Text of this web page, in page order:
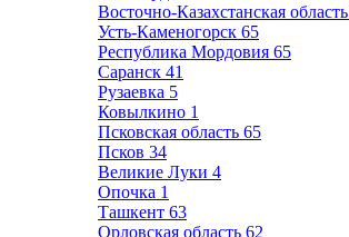
Восточно-Казахстанская область
Усть-Каменогорск 65
Республика Мордовия 65
Саранск 41
Рузаевка 5
Ковылкино 1
Псковская область 65
Псков 34
Великие Луки 4
Опочка 1
Ташкент 63
Орловская область 62